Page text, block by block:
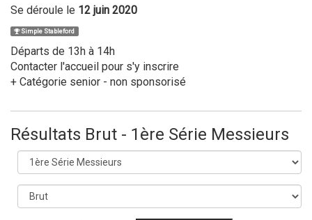
Se déroule le 12 juin 2020
Simple Stableford
Départs de 13h à 14h
Contacter l'accueil pour s'y inscrire
+ Catégorie senior - non sponsorisé
Résultats Brut - 1ère Série Messieurs